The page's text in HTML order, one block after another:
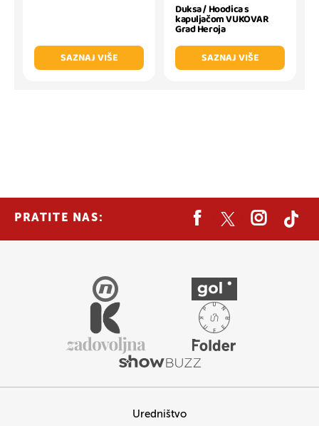
SAZNAJ VIŠE
Duksa / Hoodica s
kapuljačom VUKOVAR
Grad Heroja
SAZNAJ VIŠE
PRATITE NAS:
Uredništvo